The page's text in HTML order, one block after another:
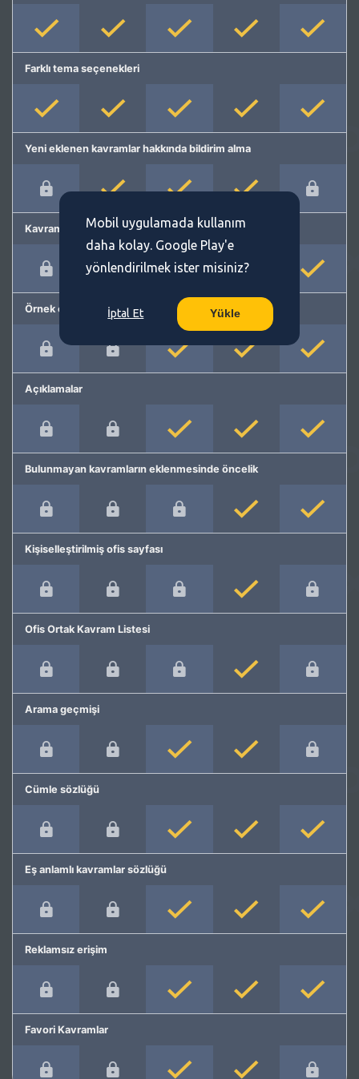
Farklı tema seçenekleri
Yeni eklenen kavramlar hakkında bildirim alma
Kavram önerme
Örnek cümleler
Açıklamalar
Bulunmayan kavramların eklenmesinde öncelik
Kişiselleştirilmiş ofis sayfası
Ofis Ortak Kavram Listesi
Arama geçmişi
Cümle sözlüğü
Eş anlamlı kavramlar sözlüğü
Reklamsız erişim
Favori Kavramlar
Mobil uygulamada kullanım
daha kolay. Google Play'e
yönlendirilmek ister misiniz?
İptal Et Yükle